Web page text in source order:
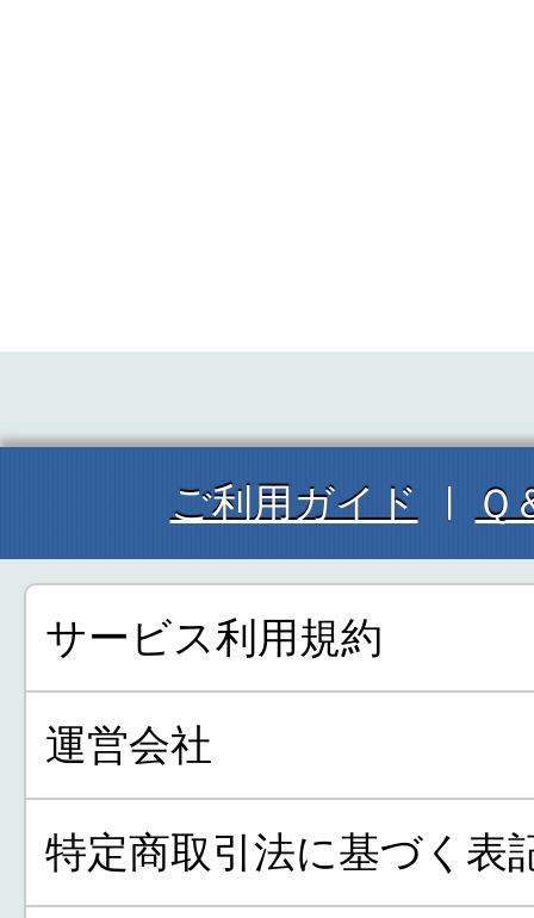
ご利用ガイド Ｑ
サービス利用規約
運営会社
特定商取引法に基づく表